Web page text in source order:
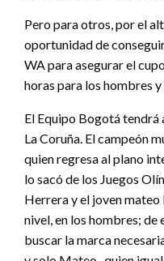
Pero para otros, por el
oportunidad de
WA para asegurar el
horas para los hombres
El Equipo Bogotá tendrá
La Coruña. El campeón
quien regresa al plano
lo sacó de los Juegos
Herrera y el joven mateo
nivel, en los hombres; de
buscar la marca